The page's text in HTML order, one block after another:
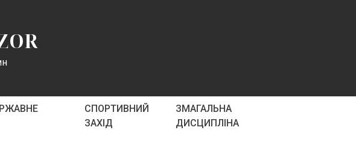
СПОРТИВНИЙ
ЗАХІД
ЗМАГАЛЬНА
ДИСЦИПЛІНА